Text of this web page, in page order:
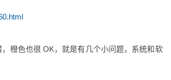
橙色也很 OK，就是有几个小问题，系统和软